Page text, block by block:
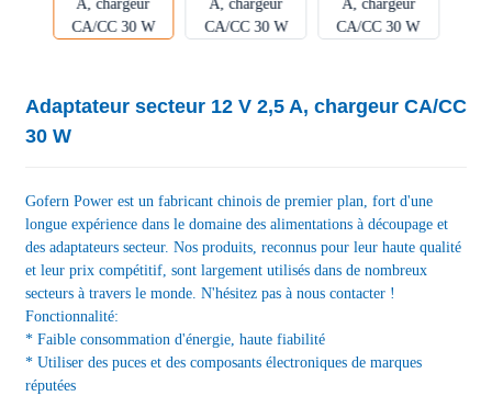
Adaptateur secteur 12 V 2,5 A, chargeur CA/CC
30 W
Gofern Power est un fabricant chinois de premier plan, fort d'une
longue expérience dans le domaine des alimentations à découpage et
des adaptateurs secteur. Nos produits, reconnus pour leur haute qualité
et leur prix compétitif, sont largement utilisés dans de nombreux
secteurs à travers le monde. N'hésitez pas à nous contacter !
Fonctionnalité:
* Faible consommation d'énergie, haute fiabilité
* Utiliser des puces et des composants électroniques de marques
réputées